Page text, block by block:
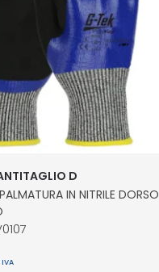
D
IN NITRILE DORSO
IVA